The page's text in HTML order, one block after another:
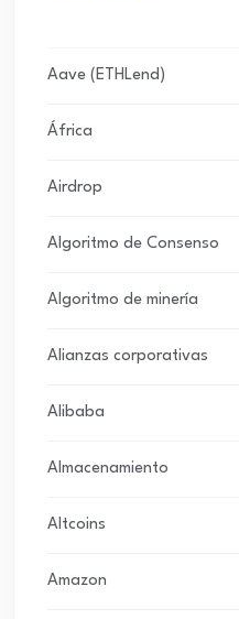
Aave (ETHLend)
África
Airdrop
Algoritmo de Consenso
Algoritmo de minería
Alianzas corporativas
Alibaba
Almacenamiento
Altcoins
Amazon